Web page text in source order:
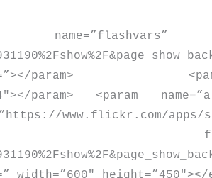
name=”flashvars”
></param> <
></param> <param
www.flickr.com/apps/
width=”600″ height=”450″></